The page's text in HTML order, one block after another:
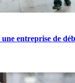
entreprise de